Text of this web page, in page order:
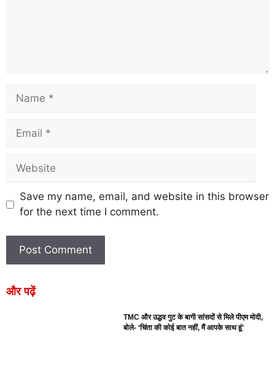
Save my name, email, and website in this browser
for the next time I comment.
और पढ़ें
TMC और उद्धव गुट के बागी सांसदों से मिले पीएम मोदी,
बोले- ‘चिंता की कोई बात नहीं, मैं आपके साथ हूं’